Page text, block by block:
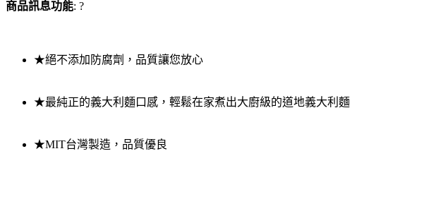
商品訊息功能: ?
★絕不添加防腐劑，品質讓您放心
★最純正的義大利麵口感，輕鬆在家煮出大廚級的道地義大利麵
★MIT台灣製造，品質優良